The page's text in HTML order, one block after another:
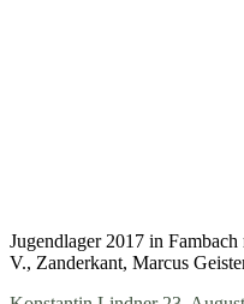
Jugendlager 2017 in
V., Zanderkant, Marcus